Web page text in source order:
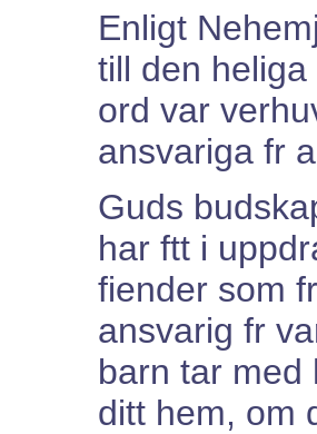
Enligt
till den
ord var
ansvariga fr
Guds
har ftt i
fiender som
ansvarig fr
barn tar med
ditt hem, om